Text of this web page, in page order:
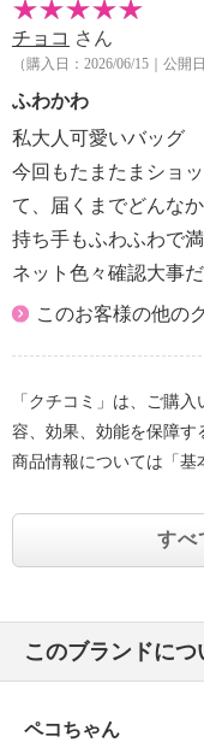
チョコ さん
（購入日：2026/06/15｜公開
ふわかわ
私大人可愛いバッグ
今回もたまたまショ
て、届くまでどんな
持ち手もふわふわで
ネット色々確認大事
このお客様の他の
「クチコミ」は、ご購
容、効果、効能を保障す
商品情報については「基
すべ
このブランドにつ
ペコちゃん